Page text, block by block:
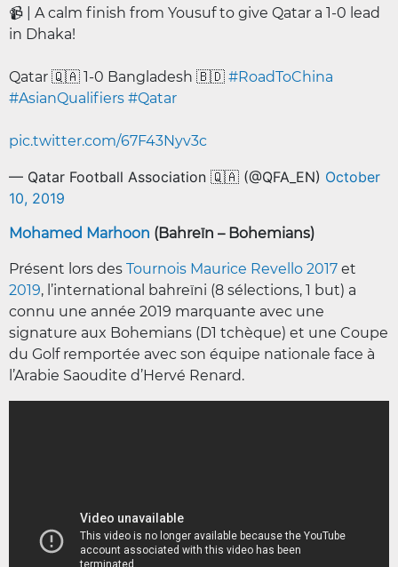
📹 | A calm finish from Yousuf to give Qatar a 1-0 lead
in Dhaka!
Qatar 🇶🇦 1-0 Bangladesh 🇧🇩 #RoadToChina
#AsianQualifiers #Qatar
pic.twitter.com/67F43Nyv3c
— Qatar Football Association 🇶🇦 (@QFA_EN) October
10, 2019
Mohamed Marhoon (Bahreïn – Bohemians)
Présent lors des Tournois Maurice Revello 2017 et
2019, l’international bahreïni (8 sélections, 1 but) a
connu une année 2019 marquante avec une
signature aux Bohemians (D1 tchèque) et une Coupe
du Golf remportée avec son équipe nationale face à
l’Arabie Saoudite d’Hervé Renard.